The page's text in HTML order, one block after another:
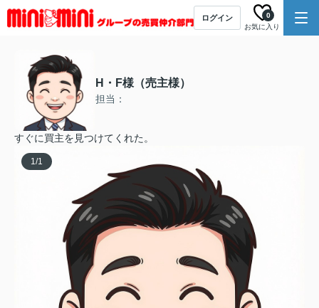
ログイン
お気に入り
0
H・F様（売主様）
担当：
すぐに買主を見つけてくれた。
1/1